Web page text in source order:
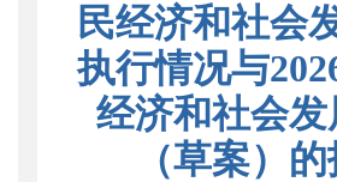
民经济和社会
执行情况与
经济和社会发
（草案）